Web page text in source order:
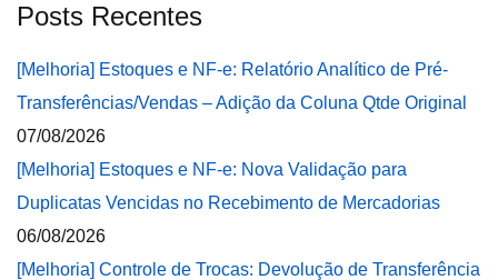
Posts Recentes
[Melhoria] Estoques e NF-e: Relatório Analítico de Pré-
Transferências/Vendas – Adição da Coluna Qtde Original
07/08/2026
[Melhoria] Estoques e NF-e: Nova Validação para
Duplicatas Vencidas no Recebimento de Mercadorias
06/08/2026
[Melhoria] Controle de Trocas: Devolução de Transferência